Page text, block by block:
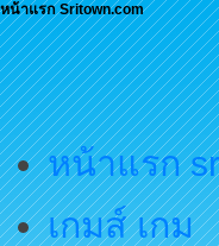
หน้าแรก Sritown.com
หน้าแรก
เกมส์ เกม